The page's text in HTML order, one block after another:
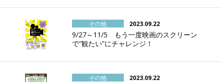
その他 2023.09.22
9/27～11/5 もう一度映画のスクリーン
で”観たい”にチャレンジ！
その他 2023.09.22